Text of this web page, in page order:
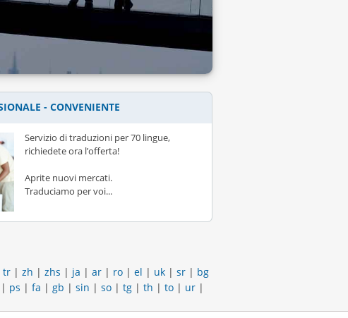
- CONVENIENTE
Servizio di traduzioni per 70 lingue,
richiedete ora l’offerta!
Aprite nuovi mercati.
Traduciamo per voi...
tr | zh | zhs | ja | ar | ro | el | uk | sr | bg
| ps | fa | gb | sin | so | tg | th | to | ur |